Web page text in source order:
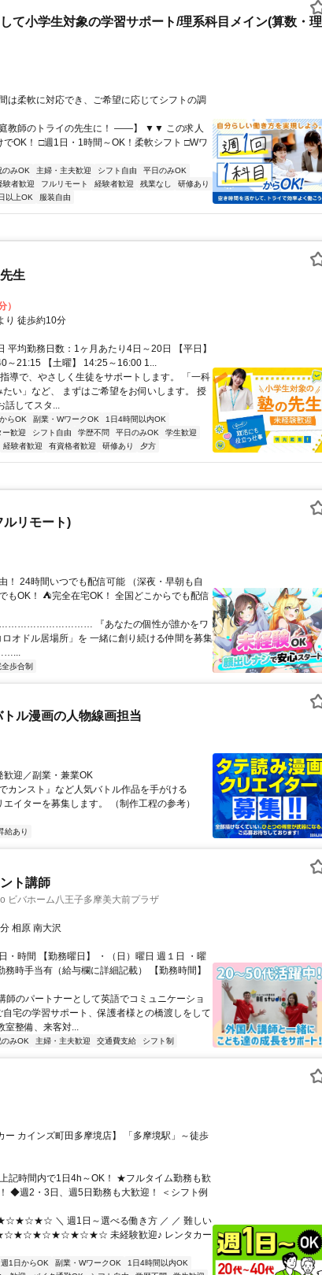
て小学生対象の学習サポート/理系科目メイン(算数・理
は柔軟に対応でき、ご希望に応じてシフトの調
教師のトライの先生に！ ――】 ▼▼ この求人
OK！ □週1日・1時間～OK！柔軟シフト □Wワ
のみOK 主婦・主夫歓迎 シフト自由
平日のみOK
験者歓迎 フルリモート 経験者歓迎 残業なし
研修あり
以上OK 服装自由
生
）
り 徒歩約10分
平均勤務日数：1ヶ月あたり4日～20日 【平日】
～21:15 【土曜】 14:25～16:00 1...
導で、やさしく生徒をサポートします。 「一科
い」など、 まずはご希望をお伺いします。 授
話してスタ...
らOK 副業・WワークOK
1日4時間以内OK
ー歓迎 シフト自由 学歴不問 平日のみOK
学生歓迎
経験者歓迎 有資格者歓迎 研修あり 夕方
ルリモート)
！ 24時間いつでも配信可能 （深夜・早朝も自
もOK！ ⛺完全在宅OK！ 全国どこからでも配信
『あなたの個性が誰かをワ
オドル居場所」を 一緒に創り続ける仲間を募集
全歩合制
トル漫画の人物線画担当
歓迎／副業・兼業OK
カンスト』など人気バトル作品を手がける
イターを募集します。 （制作工程の参考）
給あり
ト講師
ビバホーム八王子多摩美大前プラザ
相原 南大沢
・時間 【勤務曜日】 ・（日）曜日 週１日 ・曜
時手当有（給与欄に詳細記載） 【勤務時間】
師のパートナーとして英語でコミュニケーショ
宅の学習サポート、保護者様との橋渡しをして
室整備、来客対...
のみOK 主婦・主夫歓迎 交通費支給 シフト制
ー カインズ町田多摩境店】 「多摩境駅」～徒歩
記時間内で1日4h～OK！ ★フルタイム勤務も歓
◆週2・3日、週5日勤務も大歓迎！ ＜シフト例
＼ 週1日～選べる働き方 ／ ／ 難しい
未経験歓迎♪ レンタカー
週1日からOK 副業・WワークOK
1日4時間以内OK